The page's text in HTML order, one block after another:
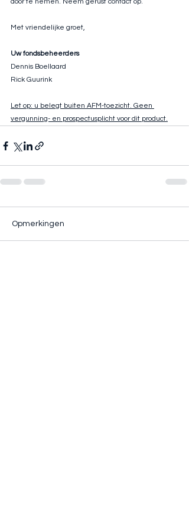
Met vriendelijke groet,
Uw fondsbeheerders
Dennis Boellaard
Rick Guurink
Let op: u belegt buiten AFM-toezicht. Geen
vergunning- en prospectusplicht voor dit product.
Opmerkingen